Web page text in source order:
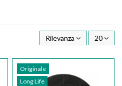
Rilevanza 20
Originale
Long Life